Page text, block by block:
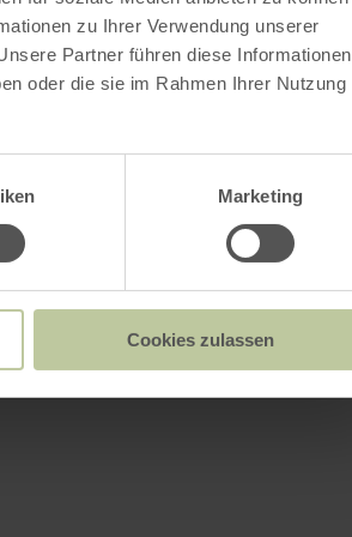
zu Ihrer Verwendung unserer
Partner führen diese Informationen
oder die sie im Rahmen Ihrer Nutzung
Marketing
Cookies zulassen